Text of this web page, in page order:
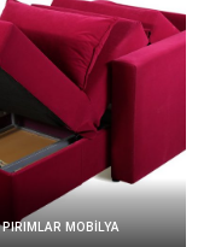
PIRIMLAR MOBİLYA